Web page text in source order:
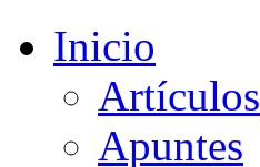
Inicio
Artículos
Apuntes